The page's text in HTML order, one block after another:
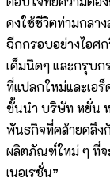
คงใช้ชีวิตท่ามกลา
ฉีกกรอบอย่างไอศ
เค็มนิดๆ และกรุบก
ที่แปลกใหม่และเอ
ชั้นนำ บริษัท หยั่น ห
พันธกิจที่คล้ายคลึง
ผลิตภัณฑ์ใหม่ ๆ ที่จ
เนอเรชั่น”